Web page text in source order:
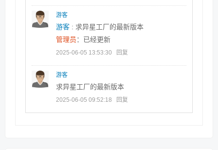
游客
游客 : 求异星工厂的最新版本
管理员 ：已经更新
2025-06-05 13:53:30 回复
游客
求异星工厂的最新版本
2025-06-05 09:52:18 回复